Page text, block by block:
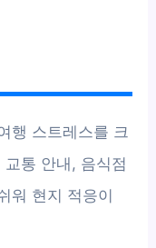
행 스트레스를 크
통 안내, 음식점
워 현지 적응이